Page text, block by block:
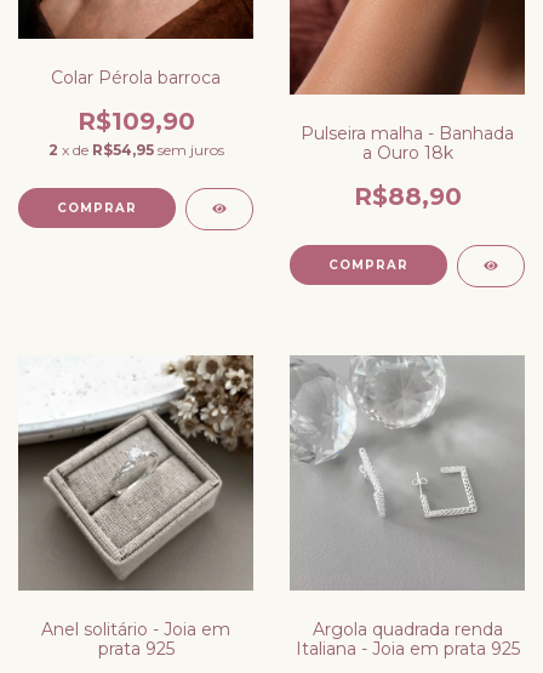
Colar Pérola barroca
R$109,90
2 x de R$54,95 sem juros
Pulseira malha - Banhada
a Ouro 18k
R$88,90
Anel solitário - Joia em
prata 925
Argola quadrada renda
Italiana - Joia em prata 925